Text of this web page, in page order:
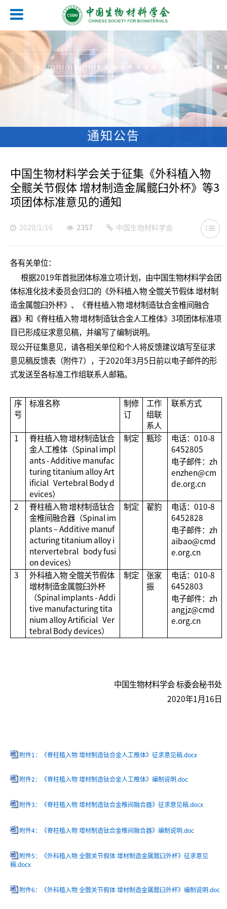
通知公告
中国生物材料学会关于征集《外科植入物
全髋关节假体 增材制造金属髋臼外杯》等3
项团体标准意见的通知
2020/1/16 2357 中国生物材料学会
各有关单位：
根据2019年首批团体标准立项计划，由中国生物材料学会团
体标准化技术委员会归口的《外科植入物 全髋关节假体 增材制
造金属髋臼外杯》、《脊柱植入物 增材制造钛合金椎间融合
器》和《脊柱植入物 增材制造钛合金人工椎体》3项团体标准项
目已形成征求意见稿，并编写了编制说明。
现公开征集意见，请各相关单位和个人将反馈建议填写至征求
意见稿反馈表（附件7），于2020年3月5日前以电子邮件的形
式发送至各标准工作组联系人邮箱。
序
号
标准名称
制修
订
工作
组联
系人
联系方式
1
脊柱植入物 增材制造钛合
金人工椎体（Spinal impl
ants - Additive manufac
turing titanium alloy Art
ificial Vertebral Body d
evices）
制定 甄珍
电话：010-8
6452805
电子邮件：zh
enzhen@cm
de.org.cn
2
脊柱植入物 增材制造钛合
金椎间融合器（Spinal im
plants – Additive manuf
acturing titanium alloy i
ntervertebral body fusi
on devices）
制定 翟豹
电话：010-8
6452828
电子邮件：zh
aibao@cmd
e.org.cn
3
外科植入物 全髋关节假体
增材制造金属髋臼外杯
（Spinal implants - Addi
tive manufacturing tita
nium alloy Artificial Ver
tebral Body devices）
制定
张家
振
电话：010-8
6452803
电子邮件：zh
angjz@cmd
e.org.cn
中国生物材料学会 标委会秘书处
2020年1月16日
附件1：《脊柱植入物 增材制造钛合金人工椎体》征求意见稿.docx
附件2：《脊柱植入物 增材制造钛合金人工椎体》编制说明.doc
附件3：《脊柱植入物 增材制造钛合金椎间融合器》征求意见稿.docx
附件4：《脊柱植入物 增材制造钛合金椎间融合器》编制说明.doc
附件5：《外科植入物 全髋关节假体 增材制造金属髋臼外杯》征求意见
稿.docx
附件6：《外科植入物 全髋关节假体 增材制造金属髋臼外杯》编制说明.doc